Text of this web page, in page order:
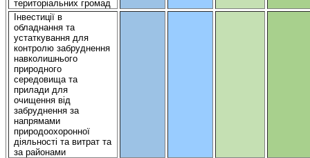
територіальнихгромад
Інвестиціїв
обладнаннята
устаткування для
контролю забруднення
навколишнього
природного
середовищата
приладидля
очищення від
забрудненняза
напрямами
природоохоронної
діяльності та витратта
за районами